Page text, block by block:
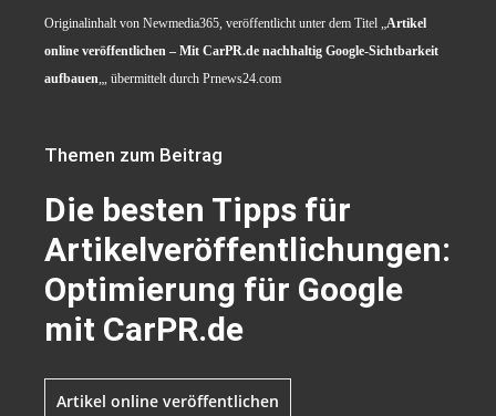
Originalinhalt von Newmedia365, veröffentlicht unter dem Titel „Artikel
online veröffentlichen – Mit CarPR.de nachhaltig Google-Sichtbarkeit
aufbauen„, übermittelt durch Prnews24.com
Themen zum Beitrag
Die besten Tipps für
Artikelveröffentlichungen:
Optimierung für Google
mit CarPR.de
Artikel online veröffentlichen